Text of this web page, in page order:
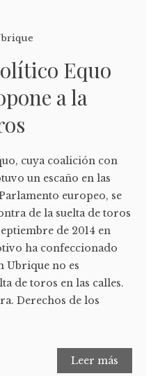
Equo
a la
cuya coalición con
un escaño en las
europeo, se
de la suelta de toros
de 2014 en
ha confeccionado
Ubrique no es
de toros en las calles.
Derechos de los
Leer más